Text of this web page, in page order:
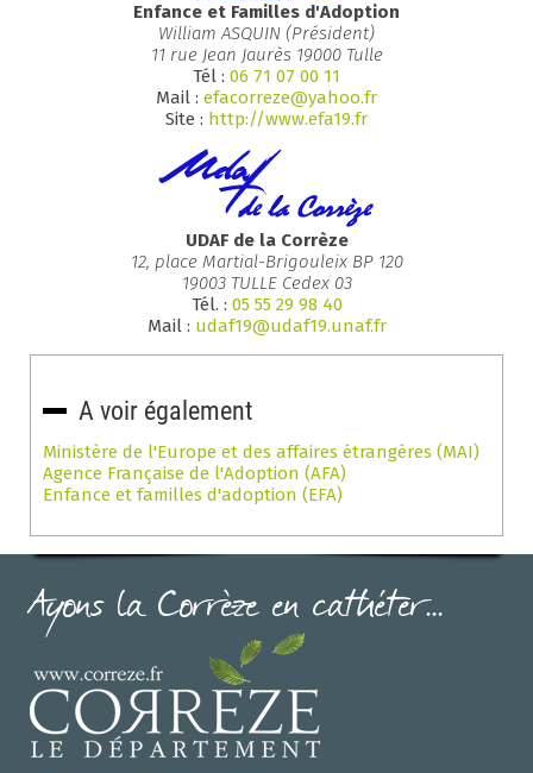
Enfance et Familles d'Adoption
William ASQUIN (Président)
11 rue Jean Jaurès 19000 Tulle
Tél : 06 71 07 00 11
Mail : efacorreze@yahoo.fr
Site : http://www.efa19.fr
UDAF de la Corrèze
12, place Martial-Brigouleix BP 120
19003 TULLE Cedex 03
Tél. : 05 55 29 98 40
Mail : udaf19@udaf19.unaf.fr
A voir également
Ministère de l'Europe et des affaires étrangères (MAI)
Agence Française de l'Adoption (AFA)
Enfance et familles d'adoption (EFA)
Ayons la Corrèze en cathéter...